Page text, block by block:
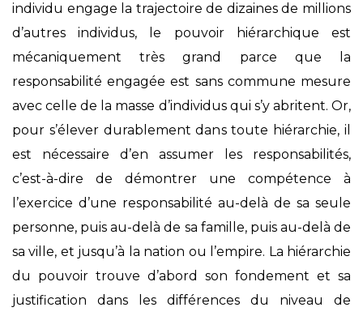
individu engage la trajectoire de dizaines de millions
d’autres individus, le pouvoir hiérarchique est
mécaniquement très grand parce que la
responsabilité engagée est sans commune mesure
avec celle de la masse d’individus qui s’y abritent. Or,
pour s’élever durablement dans toute hiérarchie, il
est nécessaire d’en assumer les responsabilités,
c’est-à-dire de démontrer une compétence à
l’exercice d’une responsabilité au-delà de sa seule
personne, puis au-delà de sa famille, puis au-delà de
sa ville, et jusqu’à la nation ou l’empire. La hiérarchie
du pouvoir trouve d’abord son fondement et sa
justification dans les différences du niveau de